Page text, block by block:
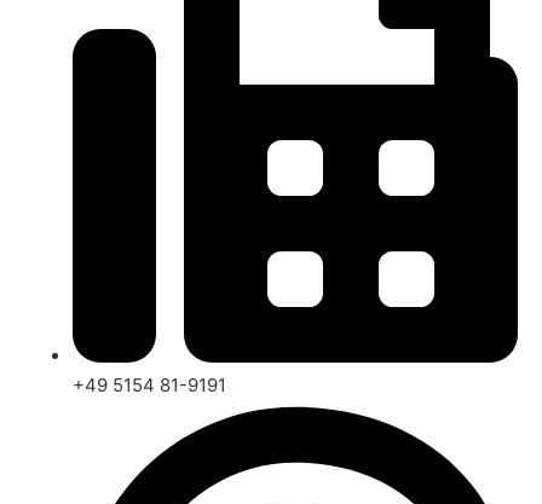
+49 5154 81-9191